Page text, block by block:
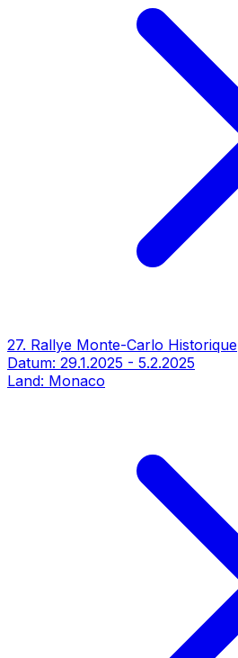
27. Rallye Monte-Carlo Historique
Datum: 29.1.2025 - 5.2.2025
Land: Monaco